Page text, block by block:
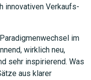
innovativen Verkaufs-
im
wirklich neu,
sehr inspirierend. Was
aus klarer